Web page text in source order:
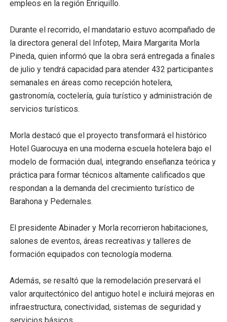
empleos en la región Enriquillo.
Durante el recorrido, el mandatario estuvo acompañado de
la directora general del Infotep, Maira Margarita Morla
Pineda, quien informó que la obra será entregada a finales
de julio y tendrá capacidad para atender 432 participantes
semanales en áreas como recepción hotelera,
gastronomía, coctelería, guía turístico y administración de
servicios turísticos.
Morla destacó que el proyecto transformará el histórico
Hotel Guarocuya en una moderna escuela hotelera bajo el
modelo de formación dual, integrando enseñanza teórica y
práctica para formar técnicos altamente calificados que
respondan a la demanda del crecimiento turístico de
Barahona y Pedernales.
El presidente Abinader y Morla recorrieron habitaciones,
salones de eventos, áreas recreativas y talleres de
formación equipados con tecnología moderna.
Además, se resaltó que la remodelación preservará el
valor arquitectónico del antiguo hotel e incluirá mejoras en
infraestructura, conectividad, sistemas de seguridad y